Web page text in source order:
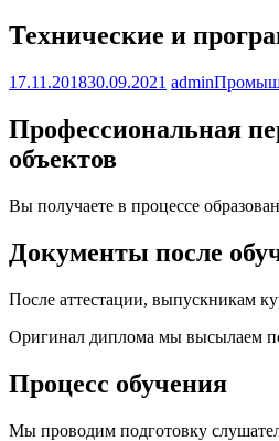
Технические и
17.11.201830.09.2021 admin
Профессиональная
объектов
Вы получаете в процессе
Документы после
После аттестации, выпускникам
Оригинал диплома мы высылаем
Процесс обучения
Мы проводим подготовку